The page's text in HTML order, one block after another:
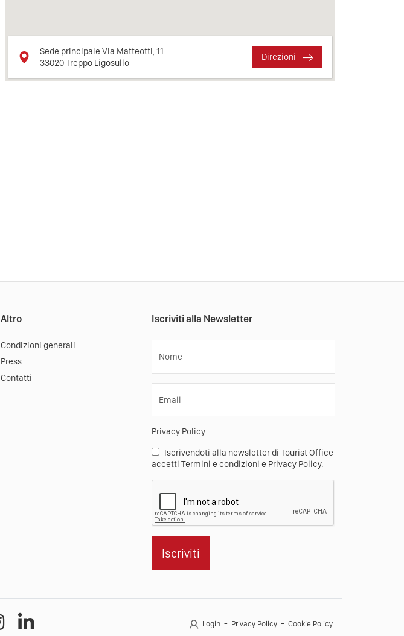
Sede principale Via Matteotti, 11
33020Treppo Ligosullo
Direzioni
Altro
Condizioni generali
Press
Contatti
Iscriviti alla Newsletter
Nome
Email
Privacy Policy
Iscrivendoti alla newsletter di Tourist Office
accetti Termini e condizioni e Privacy Policy.
Iscriviti
Login Privacy Policy Cookie Policy